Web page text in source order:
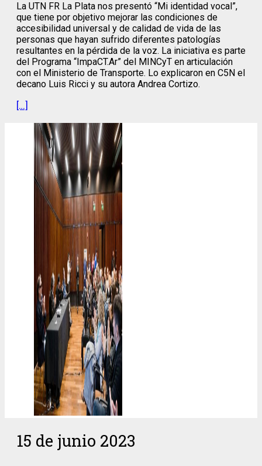
La UTN FR La Plata nos presentó “Mi identidad vocal”,
que tiene por objetivo mejorar las condiciones de
accesibilidad universal y de calidad de vida de las
personas que hayan sufrido diferentes patologías
resultantes en la pérdida de la voz. La iniciativa es parte
del Programa “ImpaCT.Ar” del MINCyT en articulación
con el Ministerio de Transporte. Lo explicaron en C5N el
decano Luis Ricci y su autora Andrea Cortizo.
[…]
15 de junio 2023